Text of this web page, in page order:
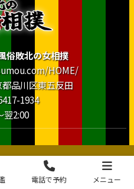
俗敗北の女相撲
HOME/
品川区東五反田
1934
翌2:00
電話で予約 メニュー